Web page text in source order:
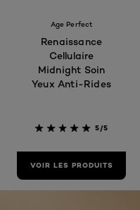
Age Perfect
Renaissance
Cellulaire
Midnight Soin
Yeux Anti-Rides
5/5
VOIR LES PRODUITS